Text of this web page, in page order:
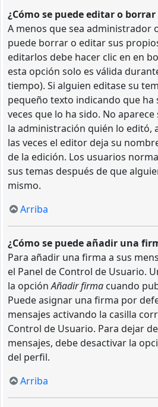
¿Cómo se puede editar o
A menos que sea administrador
puede borrar o editar sus
editarlos debe hacer clic en en
esta opción solo es válida
tiempo). Si alguien editase su
pequeño texto indicando que ha
veces que lo ha sido. No
la administración quién lo editó,
las veces el editor deja su
de la edición. Los usuarios
sus temas después de que
mismo.
Arriba
¿Cómo se puede añadir una
Para añadir una firma a sus
el Panel de Control de Usuario.
la opciónAñadir firma cuando
Puede asignar una firma por
mensajes activando la casilla
Control de Usuario. Para dejar
mensajes, debe desactivar la
del perfil.
Arriba